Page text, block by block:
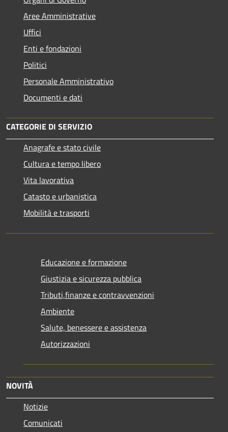
Aree Amministrative
Uffici
Enti e fondazioni
Politici
Personale Amministrativo
Documenti e dati
CATEGORIE DI SERVIZIO
Anagrafe e stato civile
Cultura e tempo libero
Vita lavorativa
Catasto e urbanistica
Mobilità e trasporti
Educazione e formazione
Giustizia e sicurezza pubblica
Tributi,finanze e contravvenzioni
Ambiente
Salute, benessere e assistenza
Autorizzazioni
NOVITÀ
Notizie
Comunicati